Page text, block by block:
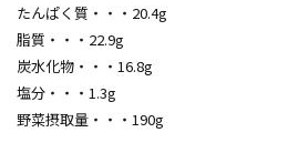
たんぱく質・・・20.4g
脂質・・・22.9g
炭水化物・・・16.8g
塩分・・・1.3g
野菜摂取量・・・190g